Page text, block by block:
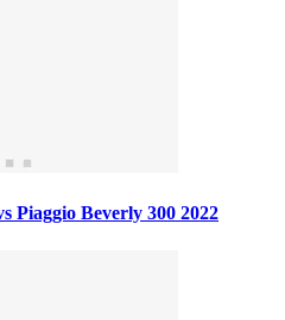
Piaggio Beverly 300 2022